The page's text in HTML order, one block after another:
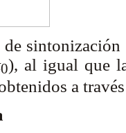
de
0), al igual que
a